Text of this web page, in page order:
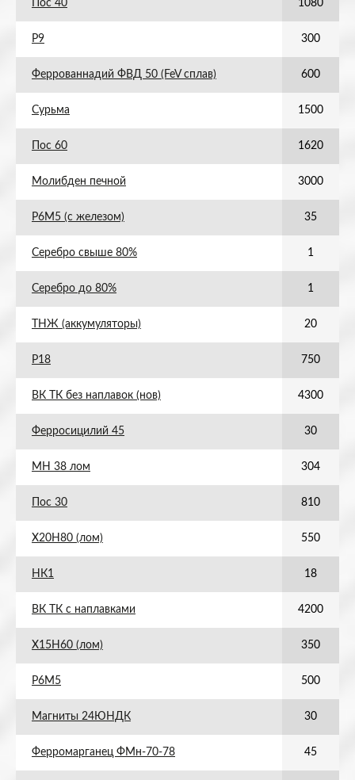
Пос 40 1080
Р9 300
Феррованнадий ФВД 50 (FeV сплав) 600
Сурьма 1500
Пос 60 1620
Молибден печной 3000
Р6М5 (с железом) 35
Серебро свыше 80% 1
Серебро до 80% 1
ТНЖ (аккумуляторы) 20
Р18 750
ВК ТК без наплавок (нов) 4300
Ферросицилий 45 30
МН 38 лом 304
Пос 30 810
Х20Н80 (лом) 550
НК1 18
ВК ТК с наплавками 4200
Х15Н60 (лом) 350
Р6М5 500
Магниты 24ЮНДК 30
Ферромарганец ФМн-70-78 45